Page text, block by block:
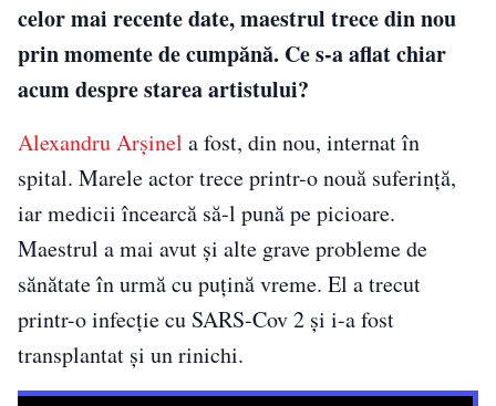
celor mai recente date, maestrul trece din nou
prin momente de cumpănă. Ce s-a aflat chiar
acum despre starea artistului?
Alexandru Arșinel a fost, din nou, internat în
spital. Marele actor trece printr-o nouă suferință,
iar medicii încearcă să-l pună pe picioare.
Maestrul a mai avut și alte grave probleme de
sănătate în urmă cu puțină vreme. El a trecut
printr-o infecție cu SARS-Cov 2 şi i-a fost
transplantat şi un rinichi.